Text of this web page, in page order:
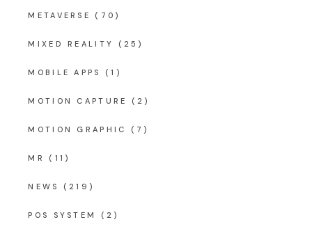
METAVERSE (70)
MIXED REALITY (25)
MOBILE APPS (1)
MOTION CAPTURE (2)
MOTION GRAPHIC (7)
MR (11)
NEWS (219)
POS SYSTEM (2)